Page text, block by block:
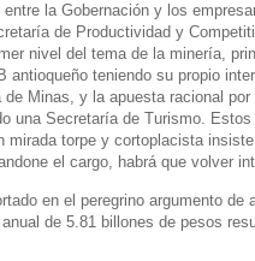
entre la Gobernación y los
de Productividad y
nivel del tema de la minería,
antioqueño teniendo su propio
de Minas, y la apuesta racional
una Secretaría de Turismo.
mirada torpe y cortoplacista
el cargo, habrá que volver
en el peregrino argumento
de 5.81 billones de pesos